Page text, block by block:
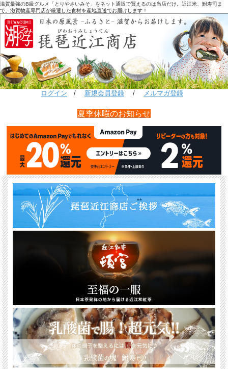
滋賀最強のB級グルメ「とりやさいみそ」をネット通販で買えるのは当店だけ。近江米、鮒寿司ま
で。滋賀物産専門店が厳選した食材を産地直送でお届けします！
ログイン / 新規会員登録 / メルマガ登録
夏季休暇のお知らせ